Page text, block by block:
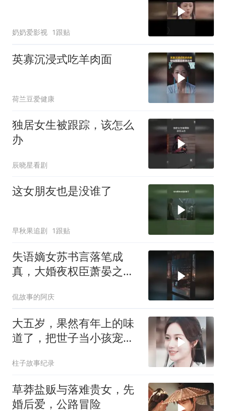
奶奶爱影视 1跟贴
英寡沉浸式吃羊肉面
荷兰豆爱健康
独居女生被跟踪，该怎么
办
辰晓星看剧
这女朋友也是没谁了
早秋果追剧 1跟贴
失语嫡女苏书言落笔成
真，大婚夜权臣萧晏之竟
侃故事的阿庆
大五岁，果然有年上的味
道了，把世子当小孩宠！
柱子故事纪录
草莽盐贩与落难贵女，先
婚后爱，公路冒险